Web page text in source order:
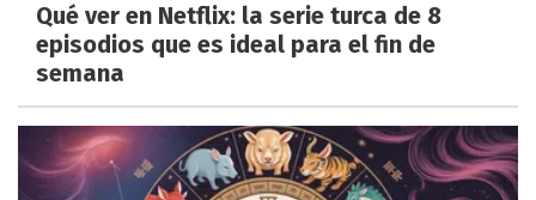
Qué ver en Netflix: la serie turca de 8
episodios que es ideal para el fin de
semana